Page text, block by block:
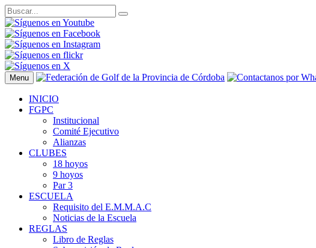
Menu
INICIO
FGPC
Institucional
Comité Ejecutivo
Alianzas
CLUBES
18 hoyos
9 hoyos
Par 3
ESCUELA
Requisito del E.M.M.A.C
Noticias de la Escuela
REGLAS
Libro de Reglas